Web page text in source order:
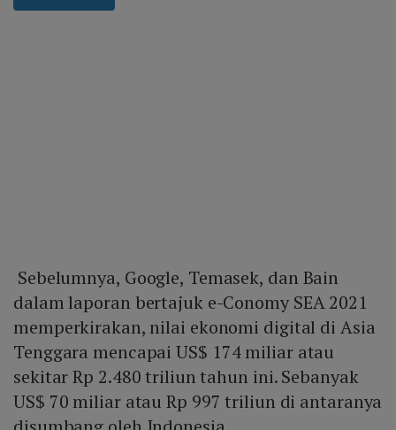
Sebelumnya, Google, Temasek, dan Bain
dalam laporan bertajuk e-Conomy SEA 2021
memperkirakan, nilai ekonomi digital di Asia
Tenggara mencapai US$ 174 miliar atau
sekitar Rp 2.480 triliun tahun ini. Sebanyak
US$ 70 miliar atau Rp 997 triliun di antaranya